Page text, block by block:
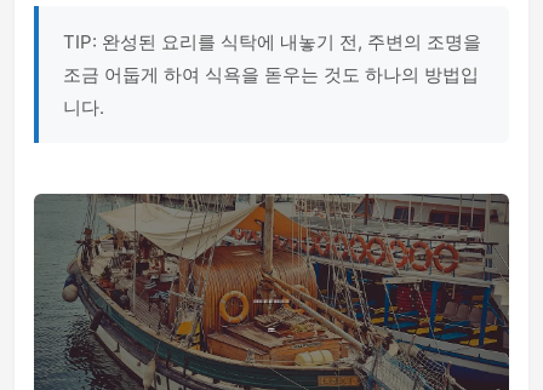
TIP: 완성된 요리를 식탁에 내놓기 전, 주변의 조명을
조금 어둡게 하여 식욕을 돋우는 것도 하나의 방법입
니다.